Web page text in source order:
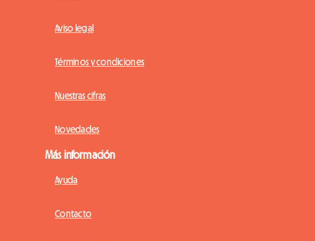
Aviso legal
Términos y condiciones
Nuestras cifras
Novedades
Más información
Ayuda
Contacto